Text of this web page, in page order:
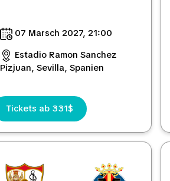
07 Marsch 2027, 21:00
Estadio Ramon Sanchez
Pizjuan, Sevilla, Spanien
Tickets ab 331$